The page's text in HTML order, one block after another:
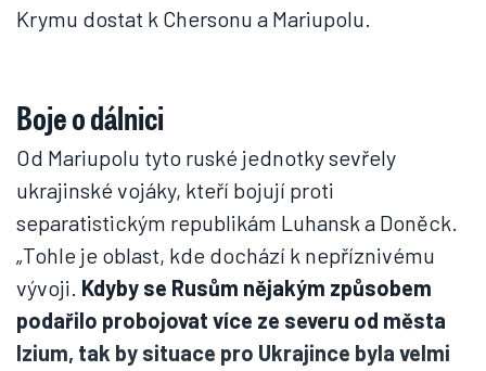
Krymu dostat k Chersonu a Mariupolu.
Boje o dálnici
Od Mariupolu tyto ruské jednotky sevřely
ukrajinské vojáky, kteří bojují proti
separatistickým republikám Luhansk a Doněck.
„Tohle je oblast, kde dochází k nepříznivému
vývoji. Kdyby se Rusům nějakým způsobem
podařilo probojovat více ze severu od města
Izium, tak by situace pro Ukrajince byla velmi